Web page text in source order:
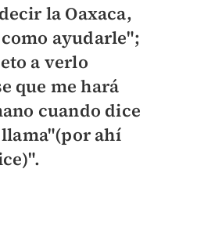
la Oaxaca,
ayudarle";
a verlo
que me hará
cuando dice
llama"(por ahí